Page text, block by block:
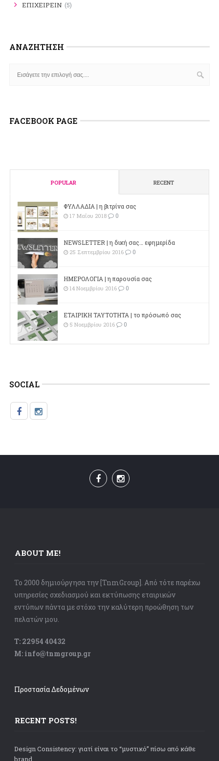
ΕΠΙΧΕΙΡΕΙΝ (5)
ΑΝΑΖΉΤΗΣΗ
FACEBOOK PAGE
POPULAR RECENT
ΦΥΛΛΑΔΙΑ | η βιτρίνα σας
17 Μαΐου 2018 0
NEWSLETTER | η δική σας… εφημερίδα
25 Σεπτεμβρίου 2016 0
ΗΜΕΡΟΛΟΓΙΑ | η παρουσία σας
14 Νοεμβρίου 2016 0
ΕΤΑΙΡΙΚΗ ΤΑΥΤΟΤΗΤΑ | το πρόσωπό σας
5 Νοεμβρίου 2016 0
SOCIAL
ABOUT ME!
Το 2000 δημιούργησα την [TnmGroup]. Από τότε παρέχω
υπηρεσίες σχεδιασμού και εκτύπωσης εταιρικών
εντύπων πάντα με στόχο την καλύτερη προώθηση των
πελατών μου.
Τ: 22954 40432
Μ: info@tnmgroup.gr
Προστασία Δεδομένων
RECENT POSTS!
Design Consistency: γιατί είναι το “μυστικό” πίσω από κάθε